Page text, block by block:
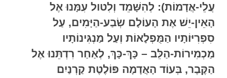
עֲלֵי-אֲדָמוֹת): לְהִשָּׁמֵד וְלִטול עִמָּנוּ אֶל
הָאֵין-יֵשׁ אֶת הָעוֹלָם שְׂבַע-הַיָּמִים, עַל
סִפְרִיּוֹתָיו הַמֻּפְלָאוֹת וְעַל מַנְגִּינוֹתָיו
מַכְמִירוֹת-הַלֵּב – כָּךְ-כָּךְ, לְאַחַר רִדְתֵּנוּ אֶל
הַקֶּבֶר, בְּעוֹד הָאֲדָמָה פּוֹלֶטֶת קַרְנַיִם